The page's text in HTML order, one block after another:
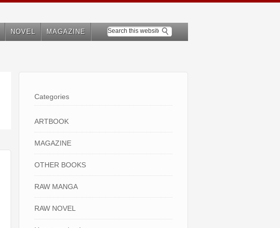
NOVEL MAGAZINE
Categories
ARTBOOK
MAGAZINE
OTHER BOOKS
RAW MANGA
RAW NOVEL